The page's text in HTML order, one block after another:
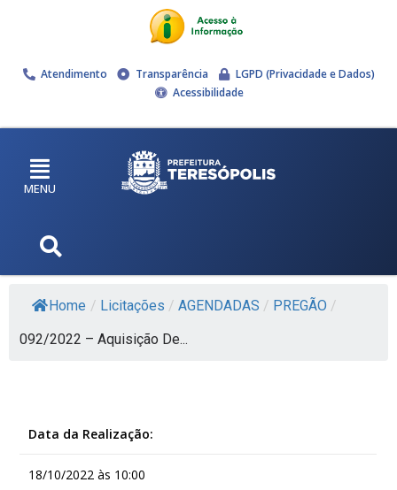
Atendimento Transparência
LGPD (Privacidade e Dados)
Acessibilidade
MENU
Home / Licitações / AGENDADAS / PREGÃO /
092/2022 – Aquisição De...
Data da Realização:
18/10/2022 às 10:00